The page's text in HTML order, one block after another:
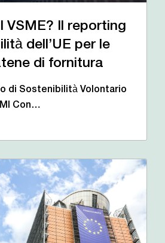
VSME? Il reporting
dell’UE per le
di fornitura
di Sostenibilità Volontario
Con…